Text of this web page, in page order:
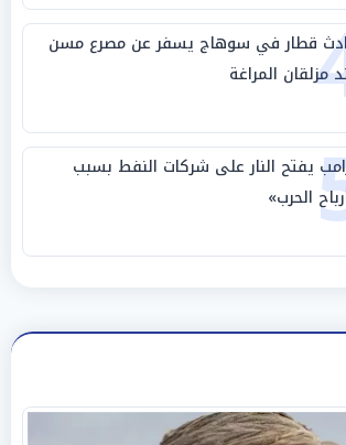
قطار في سوهاج يسفر عن مصرع مسن
مزلقان المراغة
يفتح النار على شركات النفط بسبب
الحرب»